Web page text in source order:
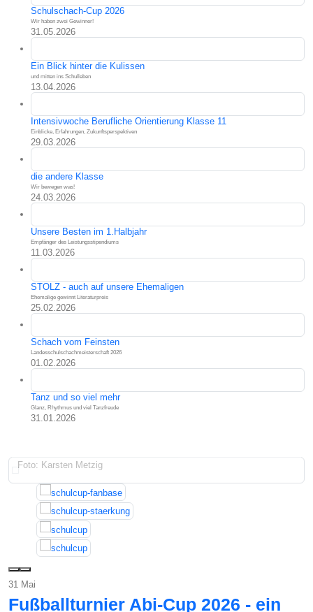
Schulschach-Cup 2026
Wir haben zwei Gewinner!
31.05.2026
Ein Blick hinter die Kulissen
und mitten ins Schulleben
13.04.2026
Intensivwoche Berufliche Orientierung Klasse 11
Einblicke, Erfahrungen, Zukunftsperspektiven
29.03.2026
die andere Klasse
Wir bewegen was!
24.03.2026
Unsere Besten im 1.Halbjahr
Empfänger des Leistungsstipendiums
11.03.2026
STOLZ - auch auf unsere Ehemaligen
Ehemalige gewinnt Literaturpreis
25.02.2026
Schach vom Feinsten
Landesschulschachmeisterschaft 2026
01.02.2026
Tanz und so viel mehr
Glanz, Rhythmus und viel Tanzfreude
31.01.2026
Foto: Karsten Metzig
31 Mai
Fußballturnier Abi-Cup 2026 - ein